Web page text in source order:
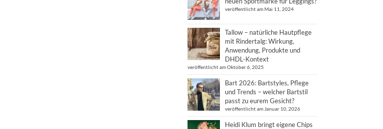
veröffentlicht am Mai 11, 2024
Tallow – natürliche Hautpflege
mit Rindertalg: Wirkung,
Anwendung, Produkte und
DHDL-Kontext
veröffentlicht am Oktober 6, 2025
Bart 2026: Bartstyles, Pflege
und Trends – welcher Bartstil
passt zu eurem Gesicht?
veröffentlicht am Januar 10, 2026
Heidi Klum bringt eigene Chips